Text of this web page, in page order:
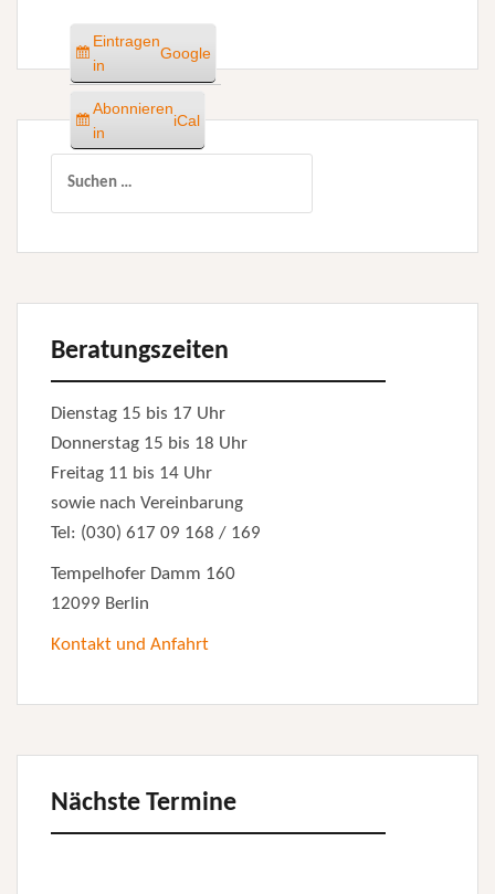
Eintragen
in
Google
Abonnieren
in
iCal
Beratungszeiten
Dienstag 15 bis 17 Uhr
Donnerstag 15 bis 18 Uhr
Freitag 11 bis 14 Uhr
sowie nach Vereinbarung
Tel: (030) 617 09 168 / 169
Tempelhofer Damm 160
12099 Berlin
Kontakt und Anfahrt
Nächste Termine